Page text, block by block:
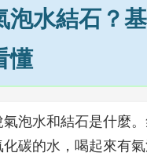
泡水結石？
懂
泡水和結石是什麼
碳的水，喝起來有氣